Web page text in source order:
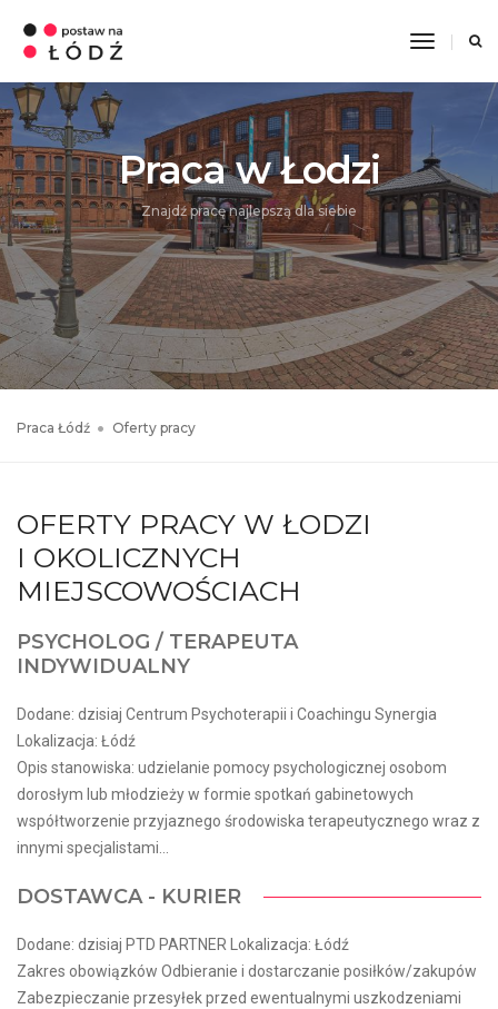
Toggle
Praca w Łodzi
Znajdź pracę najlepszą dla siebie
Praca Łódź Oferty pracy
OFERTY PRACY W ŁODZI
I OKOLICZNYCH
MIEJSCOWOŚCIACH
PSYCHOLOG / TERAPEUTA
INDYWIDUALNY
Dodane: dzisiaj Centrum Psychoterapii i Coachingu Synergia
Lokalizacja: Łódź
Opis stanowiska: udzielanie pomocy psychologicznej osobom
dorosłym lub młodzieży w formie spotkań gabinetowych
współtworzenie przyjaznego środowiska terapeutycznego wraz z
innymi specjalistami...
DOSTAWCA - KURIER
Dodane: dzisiaj PTD PARTNER Lokalizacja: Łódź
Zakres obowiązków Odbieranie i dostarczanie posiłków/zakupów
Zabezpieczanie przesyłek przed ewentualnymi uszkodzeniami